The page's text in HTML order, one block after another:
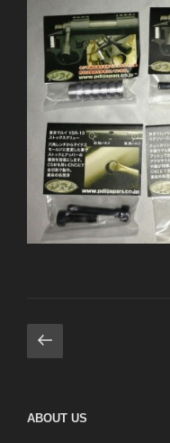
投
稿
ペ
前
の
ジ
ABOUT US